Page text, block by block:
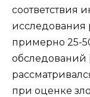
соответствия
исследования
примерно 25-
обследований
при оценке